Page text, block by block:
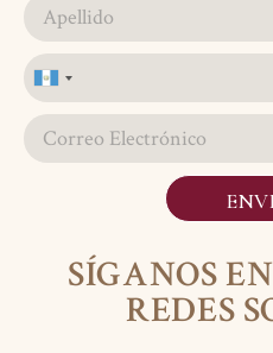
SÍGANOS
REDES
Guatemala